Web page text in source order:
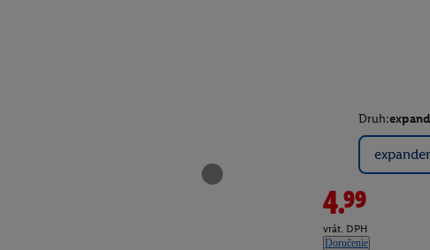
Druh:
expander
4.99
vrát. DPH
Doručenie